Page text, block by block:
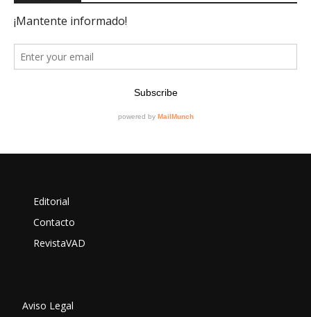
Editorial
Contacto
RevistaVAD
Aviso Legal